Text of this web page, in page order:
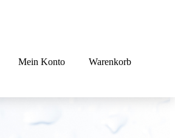
Mein Konto Warenkorb